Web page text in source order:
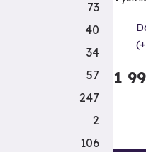
1
73
40
34
57
247
2
106